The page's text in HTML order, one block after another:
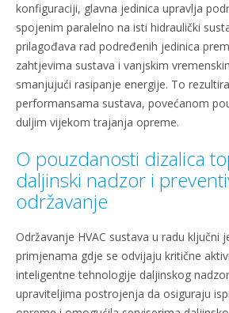
konfiguraciji, glavna jedinica upravlja
spojenim paralelno na isti hidraulički
prilagođava rad podređenih jedinica
zahtjevima sustava i vanjskim
smanjujući rasipanje energije. To
performansama sustava, povećanom
duljim vijekom trajanja opreme.
O pouzdanosti dizalica
daljinski nadzor i
održavanje
Održavanje HVAC sustava u radu ključni
primjenama gdje se odvijaju kritične
inteligentne tehnologije daljinskog
upraviteljima postrojenja da osiguraju